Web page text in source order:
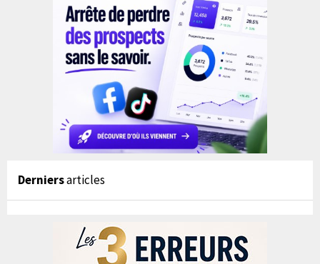
Derniersarticles